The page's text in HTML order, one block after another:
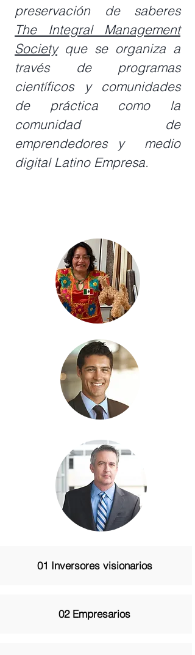
preservación de saberes
The Integral Management
Societyque se organiza a
través de programas
científicos y comunidades
de práctica como la
comunidad de
emprendedores y medio
digital Latino Empresa.
01 Inversores visionarios
02 Empresarios